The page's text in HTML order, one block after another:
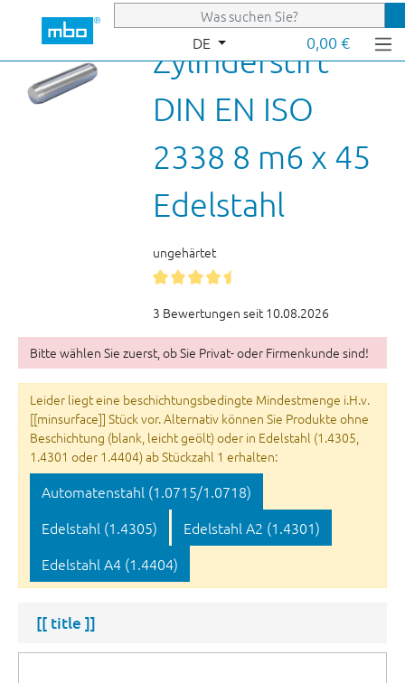
Zum Hauptinhalt springen
DE 0,00 €
Zylinderstift
DIN EN ISO
2338 8 m6 x 45
Edelstahl
ungehärtet
3 Bewertungen seit 10.08.2026
Bitte wählen Sie zuerst, ob Sie Privat- oder Firmenkunde sind!
Leider liegt eine beschichtungsbedingte Mindestmenge i.H.v.
[[minsurface]] Stück vor. Alternativ können Sie Produkte ohne
Beschichtung (blank, leicht geölt) oder in Edelstahl (1.4305,
1.4301 oder 1.4404) ab Stückzahl 1 erhalten:
Automatenstahl (1.0715/1.0718)
Edelstahl (1.4305)
Edelstahl A2 (1.4301)
Edelstahl A4 (1.4404)
[[ title ]]